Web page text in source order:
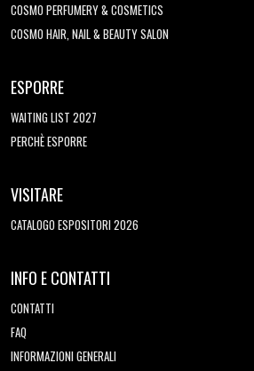
COSMO PERFUMERY & COSMETICS
COSMO HAIR, NAIL & BEAUTY SALON
ESPORRE
WAITING LIST 2027
PERCHÈ ESPORRE
VISITARE
CATALOGO ESPOSITORI 2026
INFO E CONTATTI
CONTATTI
FAQ
INFORMAZIONI GENERALI